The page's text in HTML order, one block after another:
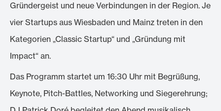
Gründergeist und neue Verbindungen in der Region. Je
vier Startups aus Wiesbaden und Mainz treten in den
Kategorien „Classic Startup“ und „Gründung mit
Impact“ an.
Das Programm startet um 16:30 Uhr mit Begrüßung,
Keynote, Pitch-Battles, Networking und Siegerehrung;